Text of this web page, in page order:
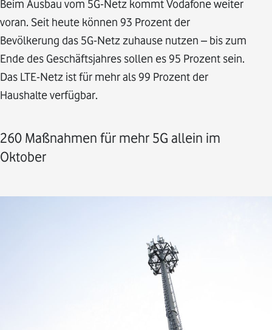
Beim Ausbau vom 5G-Netz kommt Vodafone weiter
voran. Seit heute können 93 Prozent der
Bevölkerung das 5G-Netz zuhause nutzen – bis zum
Ende des Geschäftsjahres sollen es 95 Prozent sein.
Das LTE-Netz ist für mehr als 99 Prozent der
Haushalte verfügbar.
260 Maßnahmen für mehr 5G allein im
Oktober